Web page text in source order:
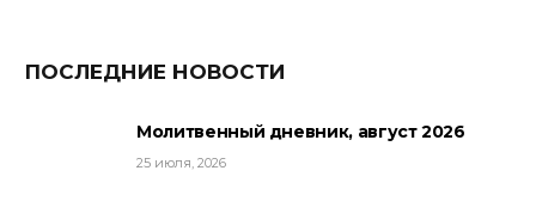
ПОСЛЕДНИЕ НОВОСТИ
Молитвенный дневник, август 2026
25 июля, 2026